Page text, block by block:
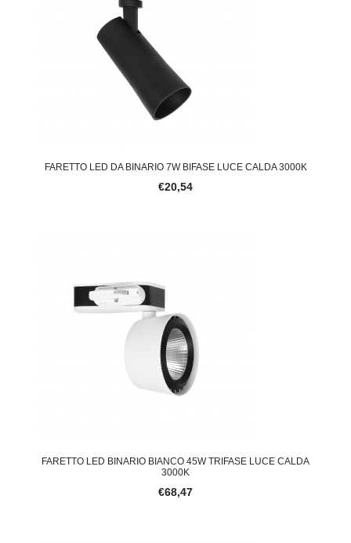
FARETTO LED DA BINARIO 7W BIFASE LUCE CALDA 3000K
€20,54
FARETTO LED BINARIO BIANCO 45W TRIFASE LUCE CALDA
3000K
€68,47